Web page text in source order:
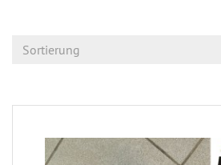
Sortierung